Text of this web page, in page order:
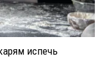
испечь